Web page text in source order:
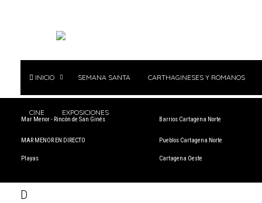
INICIO SEMANA SANTA CARTHAGINESES Y ROMANOS
CINE EXPOSICIONES
Mar Menor - Rincón de San Ginés
MAR MENOR EN DIRECTO
Playas
Barrios Cartagena Norte
Pueblos Cartagena Norte
Cartagena Oeste
D